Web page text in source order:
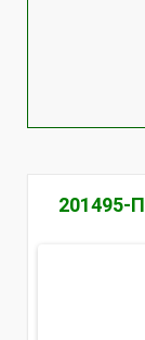
201495-